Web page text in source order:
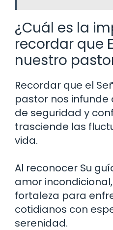
¿Cuál es la
recordar que
nuestro
Recordar que el
pastor nos infunde
de seguridad y
trasciende las
vida.
Al reconocer Su
amor
fortaleza para
cotidianos con
serenidad.